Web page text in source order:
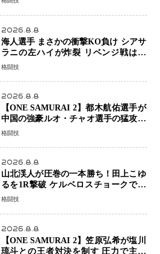
ーで完全決着
2026.8.8
海人選手 まさかの衝撃KO負け シアサ
ラニの左ハイが炸裂 リベンジ戦は一
瞬で決着
格闘技
2026.8.8
【ONE SAMURAI 2】都木航佑選手が
中国の強豪ルオ・チャオ選手の猛攻を
受けながらも的確な攻撃で応戦 最後
格闘技
2026.8.8
山北渓人が圧巻の一本勝ち！田上こゆ
るを1R撃破 ケルベロスチョークで存
在感を示す
格闘技
2026.8.8
【ONE SAMURAI 2】笠原弘希が塩川
琉斗との王者対決を制す 圧力で主導